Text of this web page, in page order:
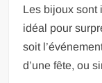
Les bijoux sont
idéal pour
soit
d’une fête, ou